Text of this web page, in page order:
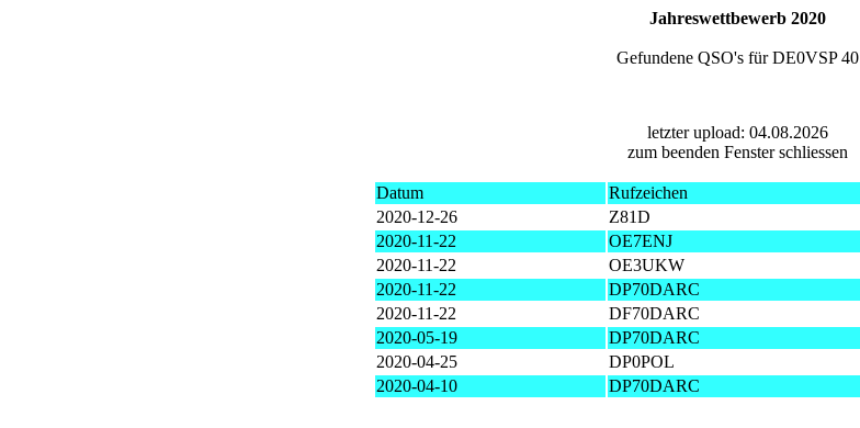
Jahreswettbewerb 2020
Gefundene QSO's für DE0VSP 40
letzter upload: 04.08.2026
zum beenden Fenster schliessen
Datum Rufzeichen
2020-12-26
Z81D
2020-11-22
OE7ENJ
2020-11-22
OE3UKW
2020-11-22
DP70DARC
2020-11-22
DF70DARC
2020-05-19
DP70DARC
2020-04-25
DP0POL
2020-04-10
DP70DARC